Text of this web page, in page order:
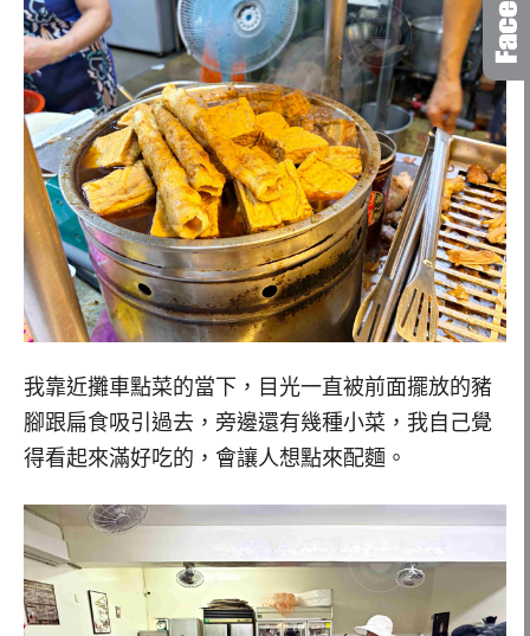
我靠近攤車點菜的當下，目光一直被前面擺放的豬
腳跟扁食吸引過去，旁邊還有幾種小菜，我自己覺
得看起來滿好吃的，會讓人想點來配麵。